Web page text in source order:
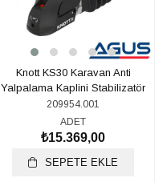
Knott KS30 Karavan Anti
Yalpalama Kaplini Stabilizatör
209954.001
ADET
₺15.369,00
SEPETE EKLE